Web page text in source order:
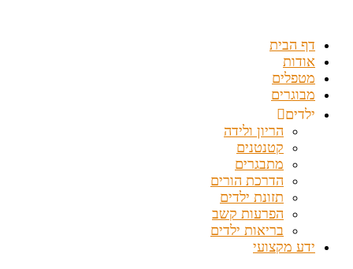
דף הבית
אודות
מטפלים
מבוגרים
ילדים
הריון ולידה
קטנטנים
מתבגרים
הדרכת הורים
תזונת ילדים
הפרעות קשב
בריאות ילדים
ידע מקצועי